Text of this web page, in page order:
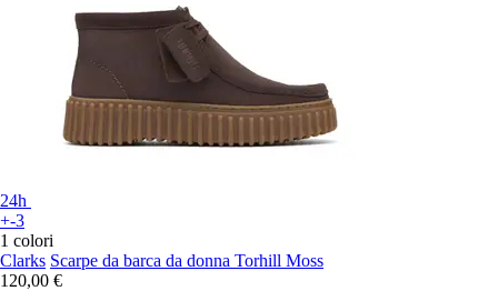
24h
+-3
1 colori
Clarks Scarpe da barca da donna Torhill Moss
120,00 €